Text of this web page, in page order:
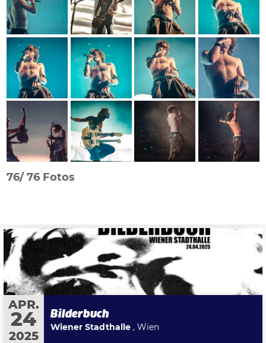
76/76 Fotos
APR.
24
2025
Bilderbuch
Wiener Stadthalle , Wien